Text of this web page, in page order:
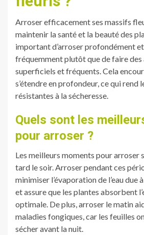
Arroser efficacement ses massifs
maintenir la santé et la beauté des
important d’arroser profondément
fréquemment plutôt que de faire des
superficiels et fréquents. Cela
s’étendre en profondeur, ce qui rend
résistantes à la sécheresse.
Quels sont les
pour arroser ?
Les meilleurs moments pour arroser
tard le soir. Arroser pendant ces
minimiser l’évaporation de l’eau due
et assure que les plantes absorbent
optimale. De plus, arroser le matin
maladies fongiques, car les feuilles
sécher avant la nuit.